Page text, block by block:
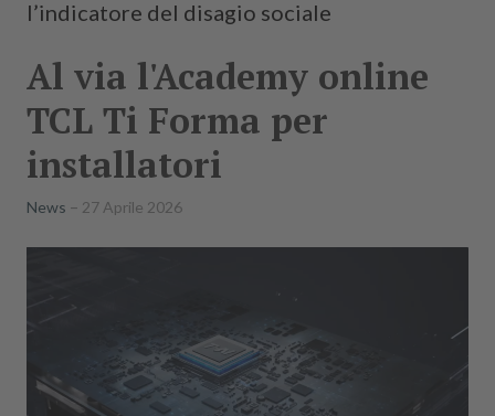
l’indicatore del disagio sociale
Al via l'Academy online
TCL Ti Forma per
installatori
News 27 Aprile 2026